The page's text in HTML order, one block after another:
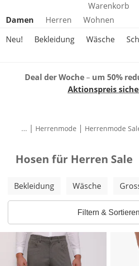
Warenkorb
Produktkategorien überspringen
Damen Herren
Wohnen
Neu!
Bekleidung Wäsche
Deal der Woche– um 50%
Aktionspreis
... | Herrenmode | Herrenmode
Hosen für Herren Sale
Weitere Kategorien überspringen
Bekleidung Wäsche
Filtern & Sortieren